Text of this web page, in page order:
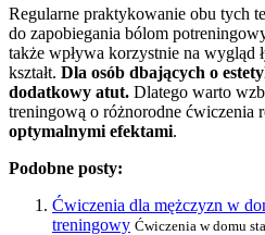
Regularne praktykowanie obu tych
do zapobiegania bólom
także wpływa korzystnie na wygląd
kształt. Dla osób dbających o
dodatkowy atut. Dlatego warto
treningową o różnorodne ćwiczenia
optymalnymi efektami.
Podobne posty:
Ćwiczenia dla mężczyzn w
treningowy Ćwiczenia w domu